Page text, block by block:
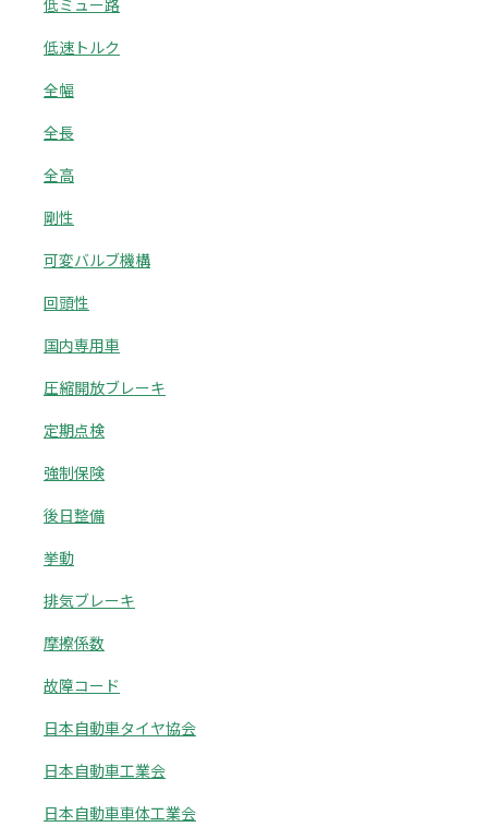
低ミュー路
低速トルク
全幅
全長
全高
剛性
可変バルブ機構
回頭性
国内専用車
圧縮開放ブレーキ
定期点検
強制保険
後日整備
挙動
排気ブレーキ
摩擦係数
故障コード
日本自動車タイヤ協会
日本自動車工業会
日本自動車車体工業会